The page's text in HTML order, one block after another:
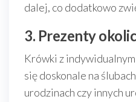
dalej, co dodatkowo
3. Prezenty
Krówki z
się doskonale na
urodzinach czy innych